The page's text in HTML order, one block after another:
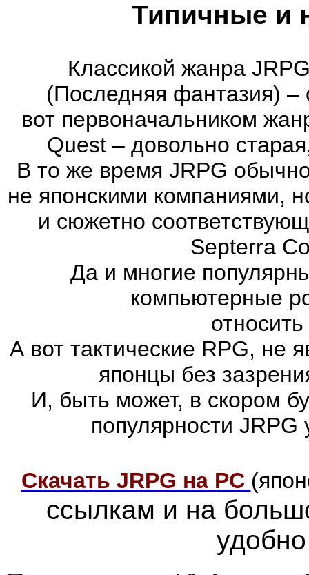
Типичные и
Классикой жанра
(Последняя фантазия) –
вот первоначальником
Quest – довольно
В то же время JRPG
не японскими компаниями,
и сюжетно
Septerra
Да и многие
компьютерные
А вот тактические RPG, не
японцы без
И, быть может, в скором
популярности JRPG
Скачать JRPG на PC
ссылкам и на